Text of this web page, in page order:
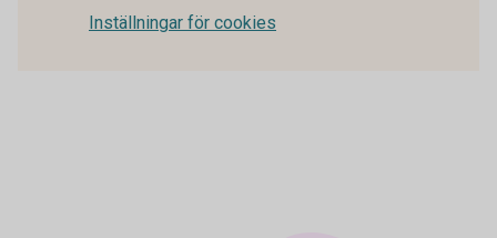
Inställningar för cookies